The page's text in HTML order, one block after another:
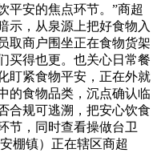
平安的焦点环节。”商超
示，从泉源上把好食物入
取商户围坐正在食物货架
买得也更。也关心日常餐
盯紧食物平安，正在外就
的食物品类，沉点确认临
合规可逃溯，把安心饮食
节，同时查看操做台卫
棚镇）正在辖区商超